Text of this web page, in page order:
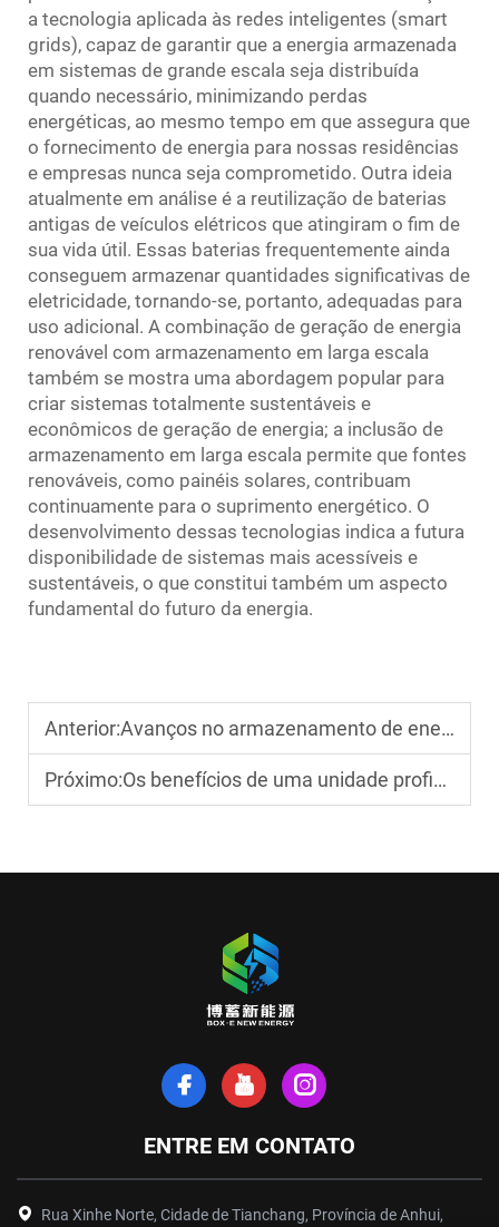
a tecnologia aplicada às redes inteligentes (smart
grids), capaz de garantir que a energia armazenada
em sistemas de grande escala seja distribuída
quando necessário, minimizando perdas
energéticas, ao mesmo tempo em que assegura que
o fornecimento de energia para nossas residências
e empresas nunca seja comprometido. Outra ideia
atualmente em análise é a reutilização de baterias
antigas de veículos elétricos que atingiram o fim de
sua vida útil. Essas baterias frequentemente ainda
conseguem armazenar quantidades significativas de
eletricidade, tornando-se, portanto, adequadas para
uso adicional. A combinação de geração de energia
renovável com armazenamento em larga escala
também se mostra uma abordagem popular para
criar sistemas totalmente sustentáveis e
econômicos de geração de energia; a inclusão de
armazenamento em larga escala permite que fontes
renováveis, como painéis solares, contribuam
continuamente para o suprimento energético. O
desenvolvimento dessas tecnologias indica a futura
disponibilidade de sistemas mais acessíveis e
sustentáveis, o que constitui também um aspecto
fundamental do futuro da energia.
Anterior:Avanços no armazenamento de energia solar para uso industrial
Próximo:Os benefícios de uma unidade profissional de armazenamento de energia residencial
ENTRE EM CONTATO
Rua Xinhe Norte, Cidade de Tianchang, Província de Anhui,